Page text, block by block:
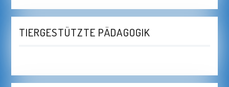
TIERGESTÜTZTE PÄDAGOGIK